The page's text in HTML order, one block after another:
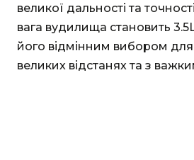
великої дальності та
вага вудилища становить
його відмінним вибором
великих відстанях та з